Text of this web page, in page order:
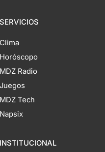
SERVICIOS
Clima
Horóscopo
MDZ Radio
Juegos
MDZ Tech
Napsix
INSTITUCIONAL